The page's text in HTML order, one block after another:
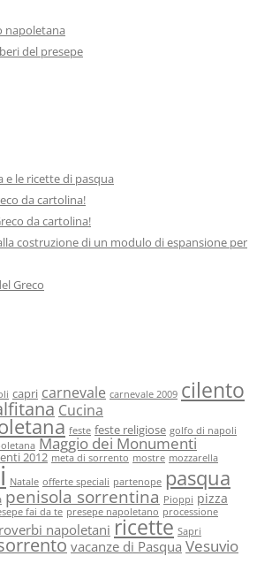
napoletana
del presepe
e le ricette di pasqua
da cartolina!
da cartolina!
costruzione di un modulo di espansione per
Greco
capri carnevale carnevale 2009 cilento
Cucina
feste feste religiose golfo di napoli
Maggio dei Monumenti
2012 meta di sorrento mostre mozzarella
Natale offerte speciali partenope pasqua
penisola sorrentina Pioppi pizza
fai da te presepe napoletano processione
napoletani ricette Sapri
vacanze di Pasqua Vesuvio